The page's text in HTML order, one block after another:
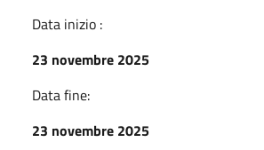
Data inizio :
23 novembre 2025
Data fine:
23 novembre 2025